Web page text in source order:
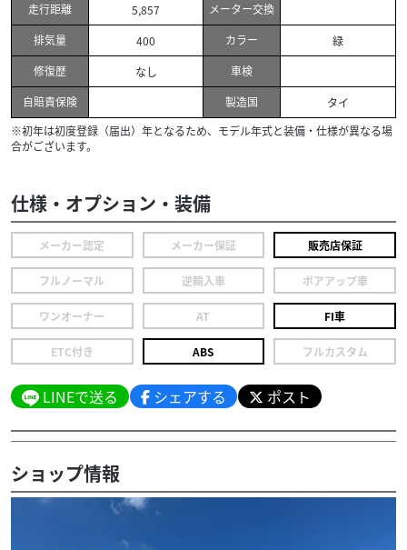
走行距離
5,857
メーター交換
排気量
400 カラー
緑
修復歴
なし
車検
自賠責保険
製造国
タイ
※初年は初度登録（届出）年となるため、モデル年式と装備・仕様が異なる場
合がございます。
仕様・オプション・装備
メーカー認定 メーカー保証 販売店保証
フルノーマル 逆輸入車 ボアアップ車
ワンオーナー AT FI車
ETC付き ABS フルカスタム
LINEで送る シェアする ポスト
ショップ情報